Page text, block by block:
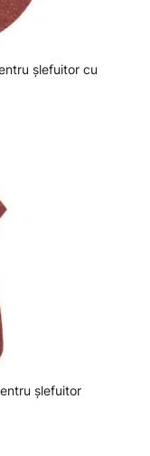
şlefuitor cu
şlefuitor